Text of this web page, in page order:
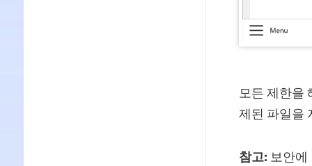
모든 제한을
제된 파일을
참고: 보안에